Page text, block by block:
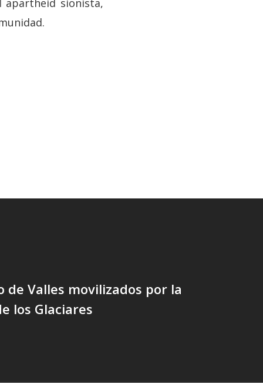
apartheid sionista,
de Valles movilizados por la
los Glaciares